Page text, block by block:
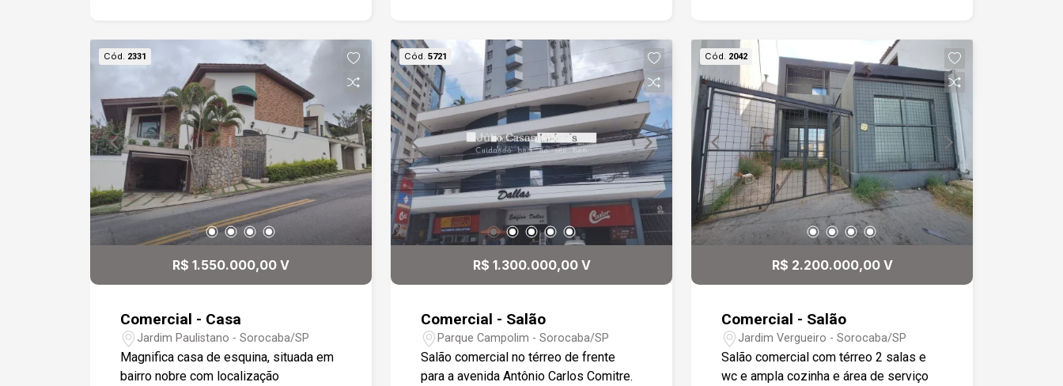
com armários. Além disso, há um
banheiro social, uma área de luz, uma
área de serviço e um jardim de inverno.
A garagem é coberta, com capacidade
para dois carros e portão automático.
Gostaria de saber mais informações ou
agendar uma visita?
andar superior 2 suítes, os dormitórios
dão p varanda. Ótimo quintal com
lavanderia e área gourmet, quartinho de
despejo e banheiro.
Cód. 2331
R$ 1.550.000,00 V
Comercial - Casa
Jardim Paulistano - Sorocaba/SP
Magnifica casa de esquina, situada em
bairro nobre com localização
Cód. 5721
R$ 1.300.000,00 V
Comercial - Salão
Parque Campolim - Sorocaba/SP
Salão comercial no térreo de frente
para a avenida Antônio Carlos Comitre.
Cód. 2042
R$ 2.200.000,00 V
Comercial - Salão
Jardim Vergueiro - Sorocaba/SP
Salão comercial com térreo 2 salas e
wc e ampla cozinha e área de serviço